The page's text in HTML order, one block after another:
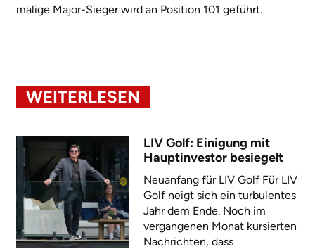
malige Major-Sieger wird an Position 101 geführt.
WEITERLESEN
LIV Golf: Einigung mit
Hauptinvestor besiegelt
Neuanfang für LIV Golf Für LIV
Golf neigt sich ein turbulentes
Jahr dem Ende. Noch im
vergangenen Monat kursierten
Nachrichten, dass